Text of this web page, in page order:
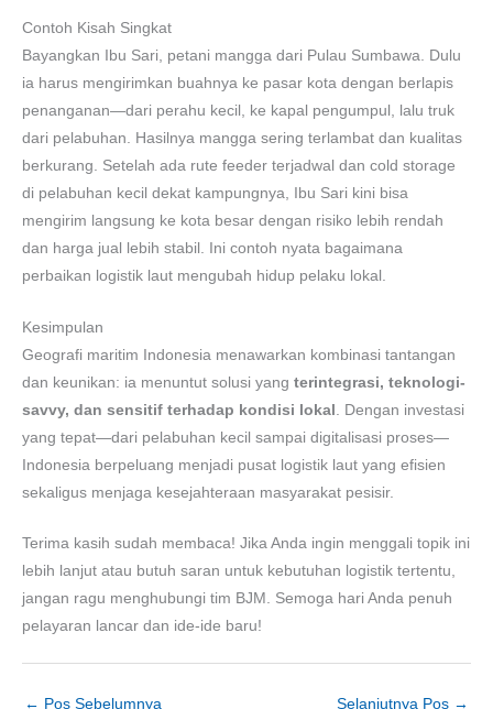
Contoh Kisah Singkat
Bayangkan Ibu Sari, petani mangga dari Pulau Sumbawa. Dulu
ia harus mengirimkan buahnya ke pasar kota dengan berlapis
penanganan—dari perahu kecil, ke kapal pengumpul, lalu truk
dari pelabuhan. Hasilnya mangga sering terlambat dan kualitas
berkurang. Setelah ada rute feeder terjadwal dan cold storage
di pelabuhan kecil dekat kampungnya, Ibu Sari kini bisa
mengirim langsung ke kota besar dengan risiko lebih rendah
dan harga jual lebih stabil. Ini contoh nyata bagaimana
perbaikan logistik laut mengubah hidup pelaku lokal.
Kesimpulan
Geografi maritim Indonesia menawarkan kombinasi tantangan
dan keunikan: ia menuntut solusi yang terintegrasi, teknologi-
savvy, dan sensitif terhadap kondisi lokal . Dengan investasi
yang tepat—dari pelabuhan kecil sampai digitalisasi proses—
Indonesia berpeluang menjadi pusat logistik laut yang efisien
sekaligus menjaga kesejahteraan masyarakat pesisir.
Terima kasih sudah membaca! Jika Anda ingin menggali topik ini
lebih lanjut atau butuh saran untuk kebutuhan logistik tertentu,
jangan ragu menghubungi tim BJM. Semoga hari Anda penuh
pelayaran lancar dan ide-ide baru!
← Pos Sebelumnya Selanjutnya Pos →